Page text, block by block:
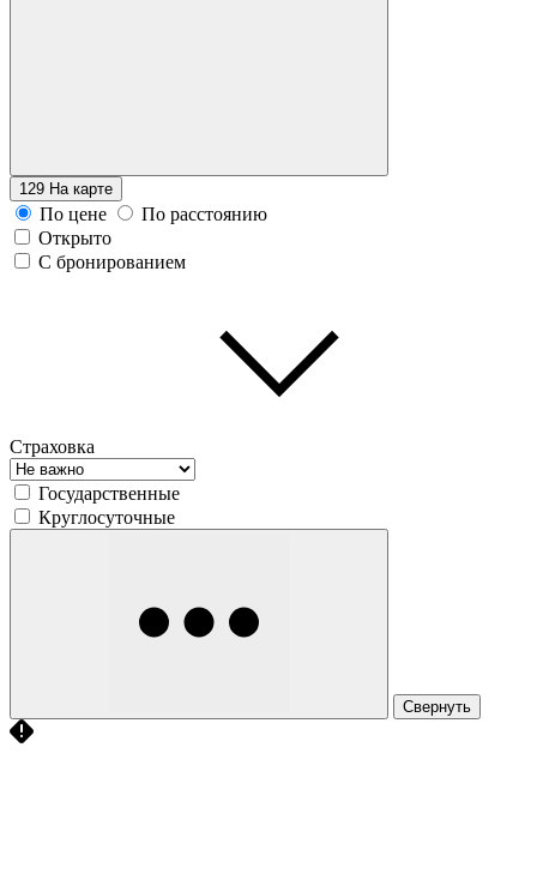
129 На карте
По цене
По расстоянию
Открыто
С бронированием
Страховка
Государственные
Круглосуточные
Свернуть